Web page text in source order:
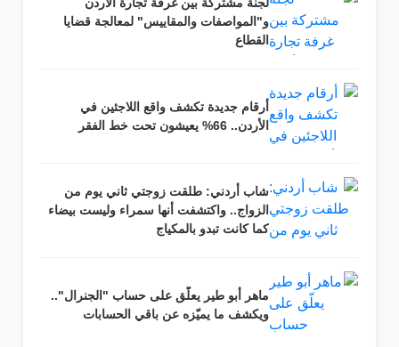
و"المواصفات والمقاييس" لمعالجة قضايا
القطاع
أرقام جديدة تكشف واقع اللاجئين في
الأردن.. 66% يعيشون تحت خط الفقر
شاب أردني: طلقت زوجتي ثاني يوم من
الزواج.. واكتشفت أنها سمراء وليست بيضاء
كما كانت تبدو بالمكياج
ماهر أبو طير يعلّق على حساب "الجنرال"..
ويكشف ما يميّزه عن باقي الحسابات